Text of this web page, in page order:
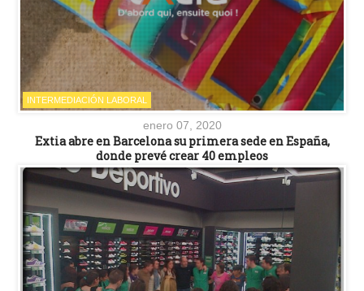
INTERMEDIACIÓN LABORAL
enero 07, 2020
Extia abre en Barcelona su primera sede en España,
donde prevé crear 40 empleos